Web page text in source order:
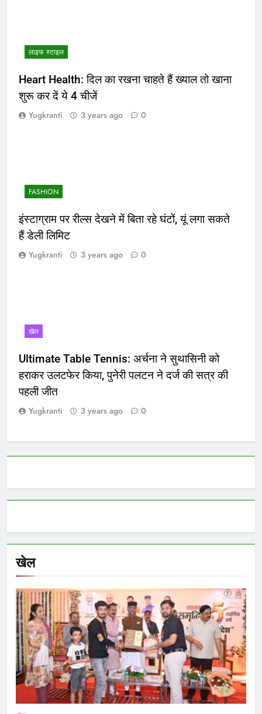
लाइफ स्टाइल
Heart Health: दिल का रखना चाहते हैं ख्याल तो खाना
शुरू कर दें ये 4 चीजें
Yugkranti 3 years ago 0
FASHION
इंस्टाग्राम पर रील्स देखने में बिता रहे घंटों, यूं लगा सकते
हैं डेली लिमिट
Yugkranti 3 years ago 0
खेल
Ultimate Table Tennis: अर्चना ने सुथासिनी को
हराकर उलटफेर किया, पुनेरी पलटन ने दर्ज की सत्र की
पहली जीत
Yugkranti 3 years ago 0
खेल